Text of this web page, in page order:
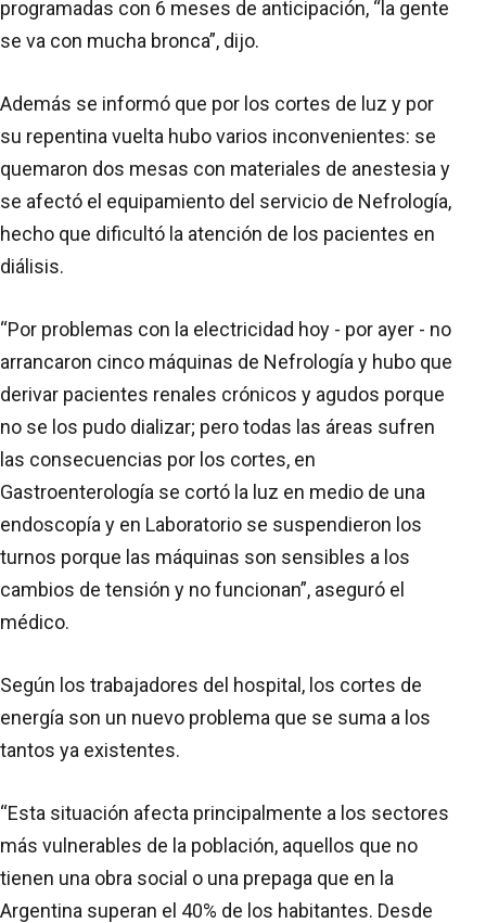
programadas con 6 meses de anticipación, “la gente
se va con mucha bronca”, dijo.
Además se informó que por los cortes de luz y por
su repentina vuelta hubo varios inconvenientes: se
quemaron dos mesas con materiales de anestesia y
se afectó el equipamiento del servicio de Nefrología,
hecho que dificultó la atención de los pacientes en
diálisis.
“Por problemas con la electricidad hoy - por ayer - no
arrancaron cinco máquinas de Nefrología y hubo que
derivar pacientes renales crónicos y agudos porque
no se los pudo dializar; pero todas las áreas sufren
las consecuencias por los cortes, en
Gastroenterología se cortó la luz en medio de una
endoscopía y en Laboratorio se suspendieron los
turnos porque las máquinas son sensibles a los
cambios de tensión y no funcionan”, aseguró el
médico.
Según los trabajadores del hospital, los cortes de
energía son un nuevo problema que se suma a los
tantos ya existentes.
“Esta situación afecta principalmente a los sectores
más vulnerables de la población, aquellos que no
tienen una obra social o una prepaga que en la
Argentina superan el 40% de los habitantes. Desde